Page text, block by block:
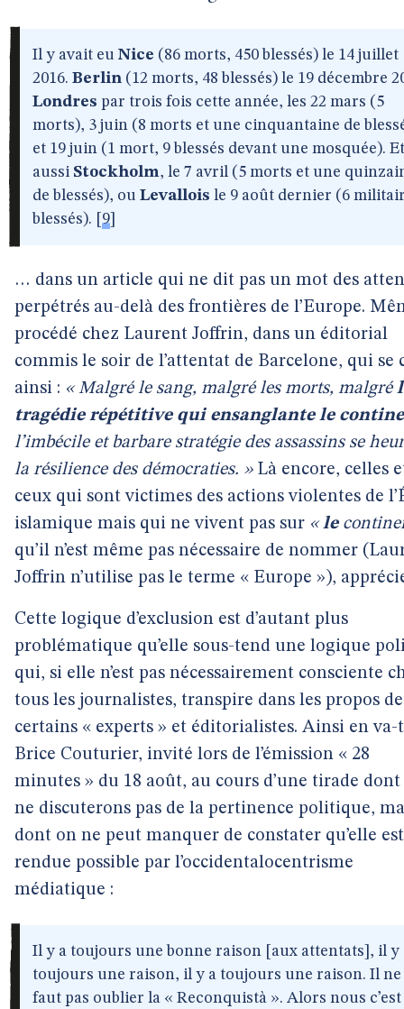
Il y avait eu Nice (86 morts, 450 blessés) le 14 juillet
2016. Berlin (12 morts, 48 blessés) le 19 décembre
Londres par trois fois cette année, les 22 mars (5
morts), 3 juin (8 morts et une cinquantaine de
et 19 juin (1 mort, 9 blessés devant une mosquée). Et
aussi Stockholm, le 7 avril (5 morts et une
de blessés), ou Levallois le 9 août dernier (6
blessés).
9
… dans un article qui ne dit pas un mot des
perpétrés au-delà des frontières de l’Europe.
procédé chez Laurent Joffrin, dans un éditorial
commis le soir de l’attentat de Barcelone, qui se
ainsi : « Malgré le sang, malgré les morts, malgré
tragédie répétitive qui ensanglante le
l’imbécile et barbare stratégie des assassins se
la résilience des démocraties. »Là encore, celles
ceux qui sont victimes des actions violentes de
islamique mais qui ne vivent pas sur «le
qu’il n’est même pas nécessaire de nommer
Joffrin n’utilise pas le terme « Europe »),
Cette logique d’exclusion est d’autant plus
problématique qu’elle sous-tend une logique
qui, si elle n’est pas nécessairement consciente
tous les journalistes, transpire dans les propos de
certains « experts » et éditorialistes. Ainsi en
Brice Couturier, invité lors de l’émission « 28
minutes » du 18 août, au cours d’une tirade
ne discuterons pas de la pertinence politique,
dont on ne peut manquer de constater qu’elle est
rendue possible par l’occidentalocentrisme
médiatique :
Il y a toujours une bonne raison [aux attentats], il y
toujours une raison, il y a toujours une raison. Il ne
faut pas oublier la « Reconquistà ». Alors nous c’est